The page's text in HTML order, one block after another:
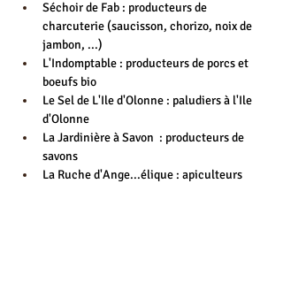
Séchoir de Fab : producteurs de
charcuterie (saucisson, chorizo, noix de
jambon, ...)
L'Indomptable : producteurs de porcs et
boeufs bio
Le Sel de L'Ile d'Olonne : paludiers à l'Ile
d'Olonne
La Jardinière à Savon  : producteurs de
savons
La Ruche d'Ange...élique : apiculteurs